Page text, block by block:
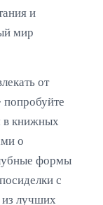
и
мир
от
попробуйте
в книжных
о
формы
с
из лучших